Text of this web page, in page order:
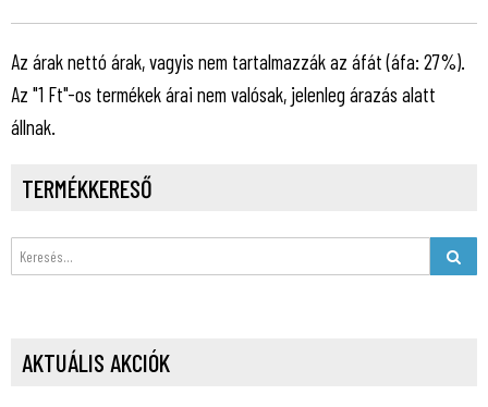
Az árak nettó árak, vagyis nem tartalmazzák az áfát (áfa: 27%).
Az "1 Ft"-os termékek árai nem valósak, jelenleg árazás alatt
állnak.
TERMÉKKERESŐ
AKTUÁLIS AKCIÓK